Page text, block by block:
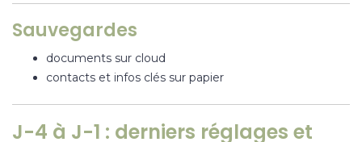
Sauvegardes
documents sur cloud
contacts et infos clés sur papier
J-4 à J-1 : derniers réglages et